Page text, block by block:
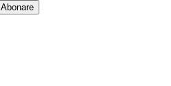
Abonare